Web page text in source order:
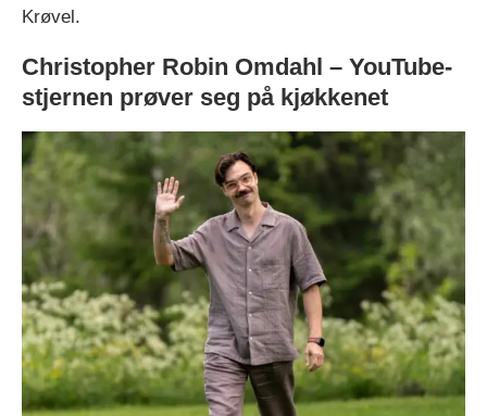
Krøvel.
Christopher Robin Omdahl – YouTube-
stjernen prøver seg på kjøkkenet